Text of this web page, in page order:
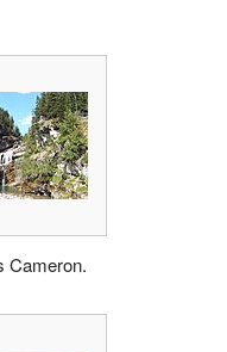
Cameron.